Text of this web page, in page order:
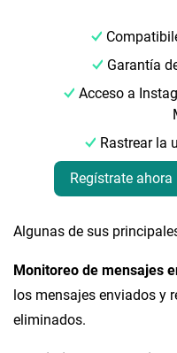
Garantía
Acceso a
Rastrear la
Regístrate ahora
Algunas de sus
Monitoreo de mensajes
los mensajes enviados y
eliminados.